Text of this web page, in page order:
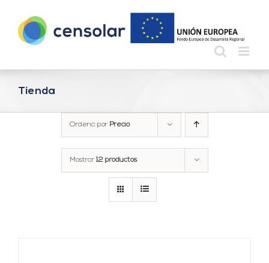
contenido
Tienda
Ordena por Precio
Mostrar12 productos